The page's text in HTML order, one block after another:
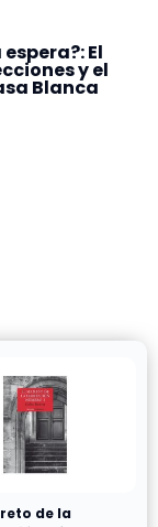
El
y el
Blanca
de la